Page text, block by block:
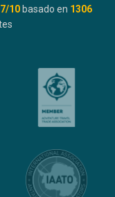
/10 basado en 1306